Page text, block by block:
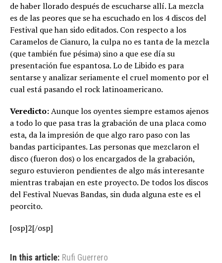
de haber llorado después de escucharse allí. La mezcla
es de las peores que se ha escuchado en los 4 discos del
Festival que han sido editados. Con respecto a los
Caramelos de Cianuro, la culpa no es tanta de la mezcla
(que también fue pésima) sino a que ese día su
presentación fue espantosa. Lo de Libido es para
sentarse y analizar seriamente el cruel momento por el
cual está pasando el rock latinoamericano.
Veredicto:Aunque los oyentes siempre estamos ajenos
a todo lo que pasa tras la grabación de una placa como
esta, da la impresión de que algo raro paso con las
bandas participantes. Las personas que mezclaron el
disco (fueron dos) o los encargados de la grabación,
seguro estuvieron pendientes de algo más interesante
mientras trabajan en este proyecto. De todos los discos
del Festival Nuevas Bandas, sin duda alguna este es el
peorcito.
[osp]2[/osp]
In this article: Rufi Guerrero